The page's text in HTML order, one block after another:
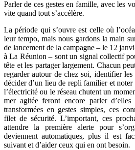
Parler de ces gestes en famille, avec les
vite quand tout s’accélère.
La période qui s’ouvre est celle où
leur tempo, mais nous gardons la main
de lancement de la campagne – le 12
à La Réunion – sont un signal collectif
tête et les partager largement. Chacun
regarder autour de chez soi, identifier les
décider d’un lieu de repli familier et
l’électricité ou le réseau chutent un
mer agitée feront encore parler
transformées en gestes simples, ces
filet de sécurité. L’important, ces
attendre la première alerte pour
deviennent automatiques, plus il est
suivant et d’aider ceux qui en ont besoin.